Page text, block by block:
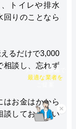
トイレや排水
回りのことなら
るだけで3,000
相談し、忘れず
はお金はかから
談しておきたい×
チャット診断で
最適な業者を